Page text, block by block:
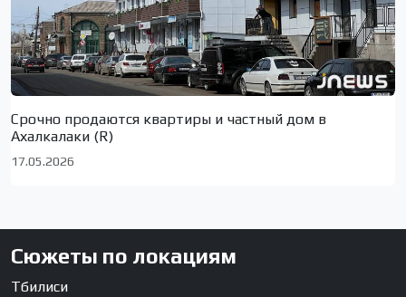
Срочно продаются квартиры и частный дом в
Ахалкалаки (R)
17.05.2026
Сюжеты по локациям
Тбилиси